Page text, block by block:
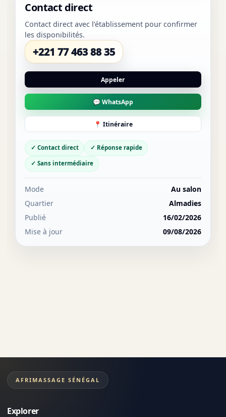
Contact direct
Contact direct avec l’établissement pour confirmer
les disponibilités.
+221 77 463 88 35
Appeler
💬 WhatsApp
📍 Itinéraire
✓ Contact direct ✓ Réponse rapide
✓ Sans intermédiaire
Mode
Au salon
Quartier
Almadies
Publié
16/02/2026
Mise à jour
09/08/2026
AFRIMASSAGE SÉNÉGAL
Explorer